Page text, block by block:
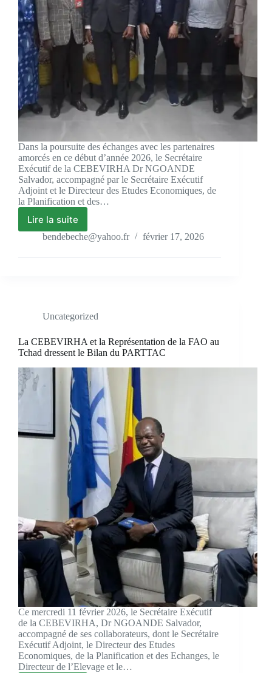
Dans la poursuite des échanges avec les partenaires
amorcés en ce début d’année 2026, le Secrétaire
Exécutif de la CEBEVIRHA Dr NGOANDE
Salvador, accompagné par le Secrétaire Exécutif
Adjoint et le Directeur des Etudes Economiques, de
la Planification et des…
Lire la suite
bendebeche@yahoo.fr février 17, 2026
Uncategorized
La CEBEVIRHA et la Représentation de la FAO au
Tchad dressent le Bilan du PARTTAC
Ce mercredi 11 février 2026, le Secrétaire Exécutif
de la CEBEVIRHA, Dr NGOANDE Salvador,
accompagné de ses collaborateurs, dont le Secrétaire
Exécutif Adjoint, le Directeur des Etudes
Economiques, de la Planification et des Echanges, le
Directeur de l’Elevage et le…